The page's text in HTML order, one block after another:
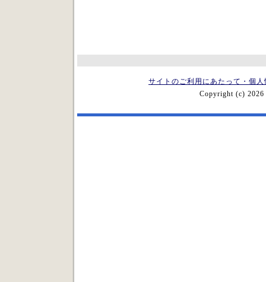
サイトのご利用にあたって・個
Copyright (c) 2026